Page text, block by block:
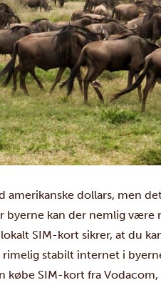
amerikanske dollars, men
byerne kan der nemlig være
SIM-kort sikrer, at du
stabilt internet i
købe SIM-kort fra